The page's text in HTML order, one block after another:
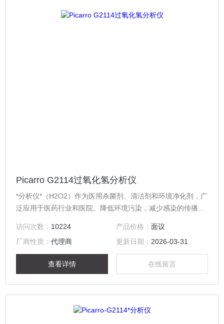
Picarro G2114过氧化氢分析仪
*分析仪*（H2O2）作为医用杀菌剂、清洁剂和环境净化剂，广
泛应用于医药行业和医院。降低环境污染，减少感染的传播一
访问次数： 10224 产品价格： 面议
厂商性质：代理商 更新日期： 2026-03-31
查看详情 在线留言